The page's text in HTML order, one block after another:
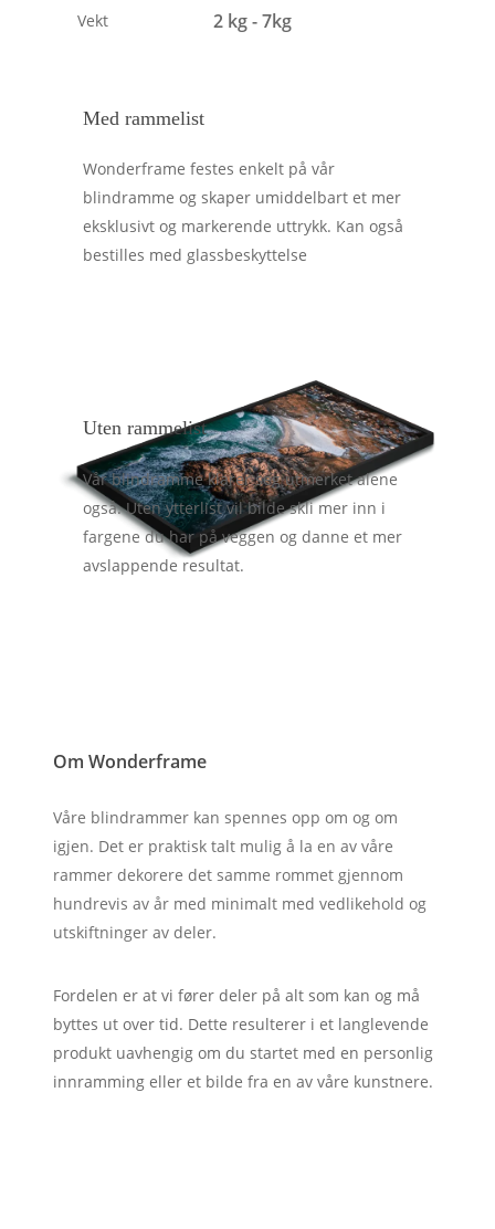
Vekt 2 kg - 7kg
Med rammelist
Wonderframe festes enkelt på vår
blindramme og skaper umiddelbart et mer
eksklusivt og markerende uttrykk. Kan også
bestilles med glassbeskyttelse
Uten rammelist
Vår blindramme klarer seg utmerket alene
også. Uten ytterlist vil bilde skli mer inn i
fargene du har på veggen og danne et mer
avslappende resultat.
Om Wonderframe
Våre blindrammer kan spennes opp om og om
igjen. Det er praktisk talt mulig å la en av våre
rammer dekorere det samme rommet gjennom
hundrevis av år med minimalt med vedlikehold og
utskiftninger av deler.
Fordelen er at vi fører deler på alt som kan og må
byttes ut over tid. Dette resulterer i et langlevende
produkt uavhengig om du startet med en personlig
innramming eller et bilde fra en av våre kunstnere.